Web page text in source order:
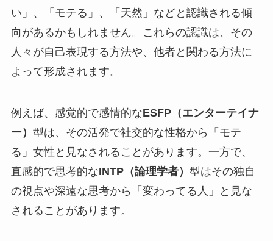
い」、「モテる」、「天然」などと認識される傾
向があるかもしれません。これらの認識は、その
人々が自己表現する方法や、他者と関わる方法に
よって形成されます。
例えば、感覚的で感情的なESFP（エンターテイナ
ー） 型は、その活発で社交的な性格から「モテ
る」女性と見なされることがあります。一方で、
直感的で思考的なINTP（論理学者） 型はその独自
の視点や深遠な思考から「変わってる人」と見な
されることがあります。